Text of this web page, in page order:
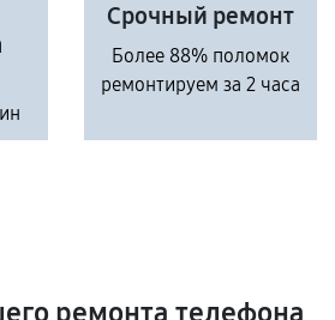
Срочный ремонт
Более 88% поломок
ремонтируем за 2 часа
ремонта телефона